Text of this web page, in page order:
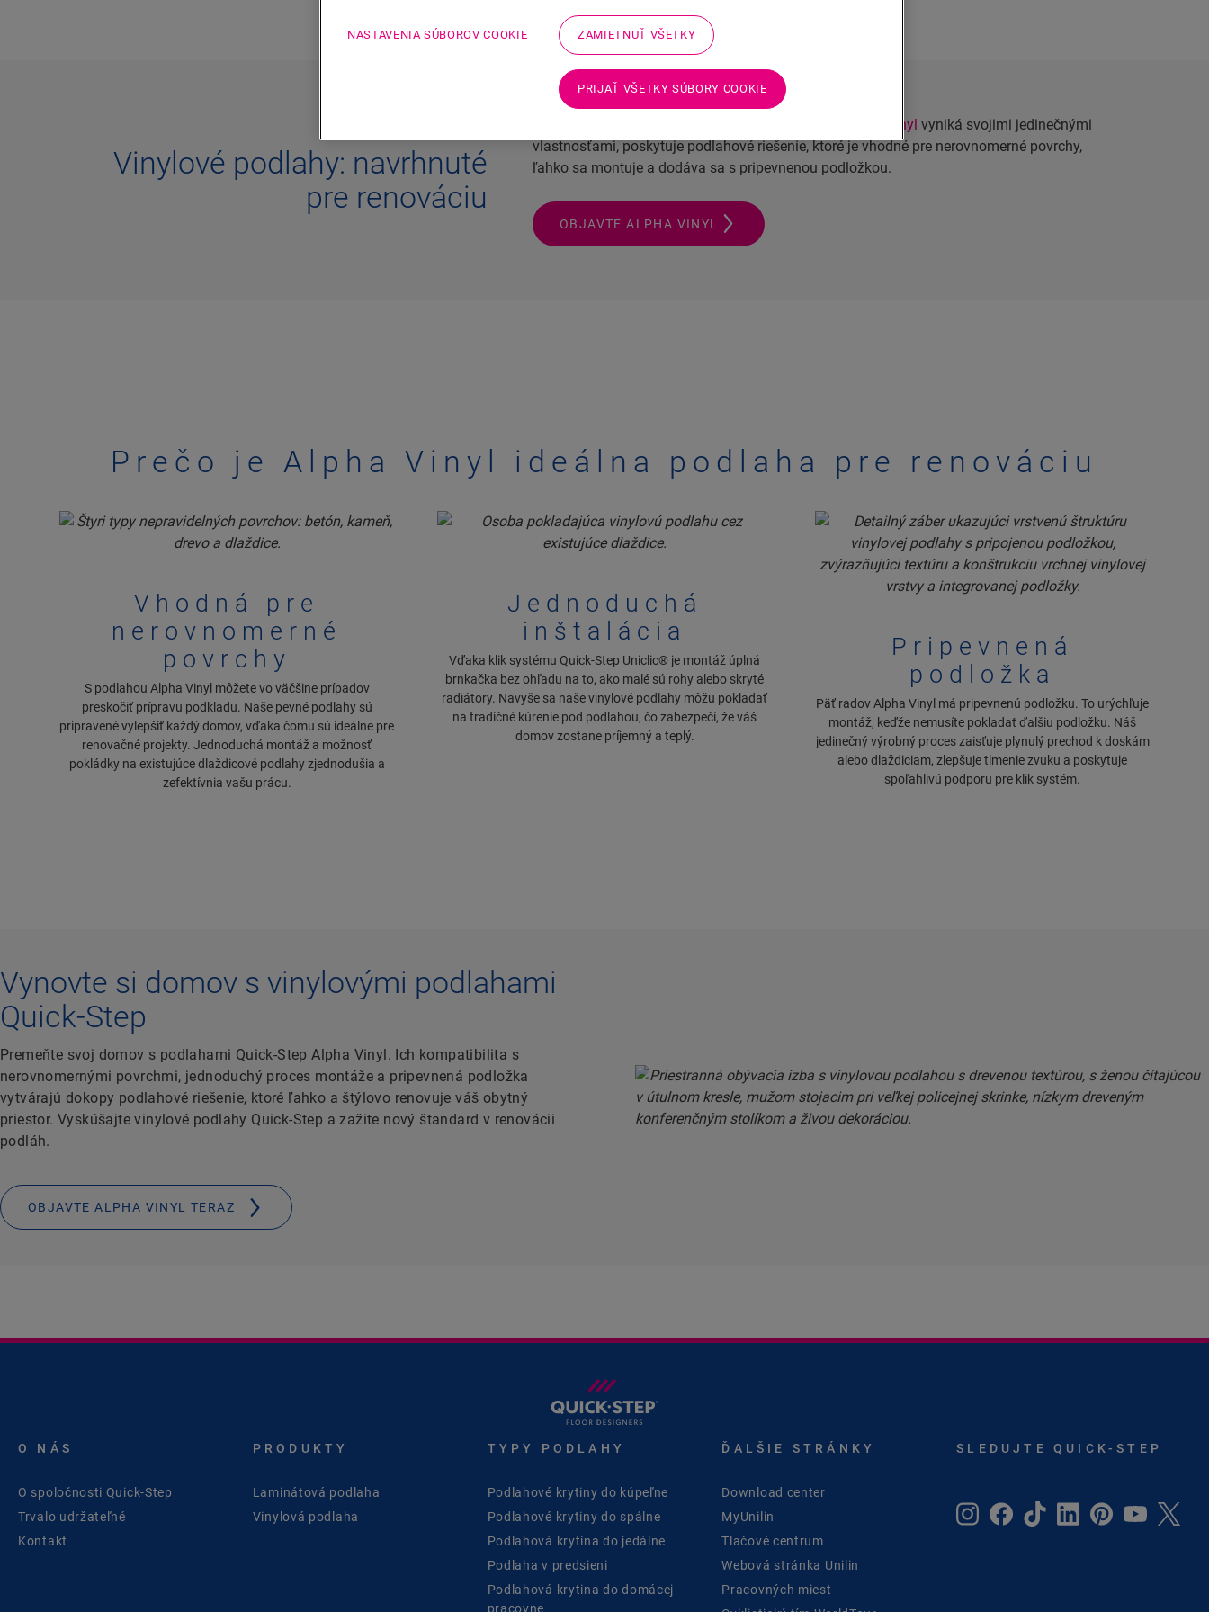
Vinylové podlahy: navrhnuté
pre renováciu
Quick-Step Alpha Vinyl vyniká svojimi jedinečnými
vlastnosťami, poskytuje podlahové riešenie, ktoré je vhodné pre nerovnomerné povrchy,
ľahko sa montuje a dodáva sa s pripevnenou podložkou.
OBJAVTE ALPHA VINYL
Prečo je Alpha Vinyl ideálna podlaha pre renováciu
Vhodná pre
nerovnomerné
povrchy
S podlahou Alpha Vinyl môžete vo väčšine prípadov
preskočiť prípravu podkladu. Naše pevné podlahy sú
pripravené vylepšiť každý domov, vďaka čomu sú ideálne pre
renovačné projekty. Jednoduchá montáž a možnosť
pokládky na existujúce dlaždicové podlahy zjednodušia a
zefektívnia vašu prácu.
Jednoduchá
inštalácia
Vďaka klik systému Quick-Step Uniclic® je montáž úplná
brnkačka bez ohľadu na to, ako malé sú rohy alebo skryté
radiátory. Navyše sa naše vinylové podlahy môžu pokladať
na tradičné kúrenie pod podlahou, čo zabezpečí, že váš
domov zostane príjemný a teplý.
Pripevnená
podložka
Päť radov Alpha Vinyl má pripevnenú podložku. To urýchľuje
montáž, keďže nemusíte pokladať ďalšiu podložku. Náš
jedinečný výrobný proces zaisťuje plynulý prechod k doskám
alebo dlaždiciam, zlepšuje tlmenie zvuku a poskytuje
spoľahlivú podporu pre klik systém.
Vynovte si domov s vinylovými podlahami
Quick-Step
Premeňte svoj domov s podlahami Quick-Step Alpha Vinyl. Ich kompatibilita s
nerovnomernými povrchmi, jednoduchý proces montáže a pripevnená podložka
vytvárajú dokopy podlahové riešenie, ktoré ľahko a štýlovo renovuje váš obytný
priestor. Vyskúšajte vinylové podlahy Quick-Step a zažite nový štandard v renovácii
podláh.
OBJAVTE ALPHA VINYL TERAZ
O NÁS
O spoločnosti Quick-Step
Trvalo udržateľné
Kontakt
PRODUKTY
Laminátová podlaha
Vinylová podlaha
TYPY PODLAHY
Podlahové krytiny do kúpeľne
Podlahové krytiny do spálne
Podlahová krytina do jedálne
Podlaha v predsieni
Podlahová krytina do domácej
pracovne
ĎALŠIE STRÁNKY
Download center
MyUnilin
Tlačové centrum
Webová stránka Unilin
Pracovných miest
SLEDUJTE QUICK-STEP
NASTAVENIA SÚBOROV COOKIE ZAMIETNUŤ VŠETKY
PRIJAŤ VŠETKY SÚBORY COOKIE